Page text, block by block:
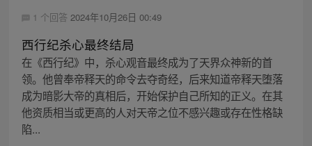
1 个回答 2024年10月26日 00:49
西行纪杀心最终结局
在《西行纪》中，杀心观音最终成为了天界众神新的首
领。他曾奉帝释天的命令去夺奇经，后来知道帝释天堕落
成为暗影大帝的真相后，开始保护自己所知的正义。在其
他资质相当或更高的人对天帝之位不感兴趣或存在性格缺
陷...